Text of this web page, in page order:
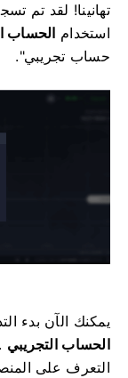
تهانينا! لقد تم
استخدام الحساب
حساب تجريبي".
يمكنك الآن بدء
الحساب التجريبي
التعرف على